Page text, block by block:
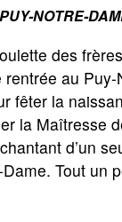
NOTRE-
des
au
fêter la
la Maîtresse
d’un
Tout un